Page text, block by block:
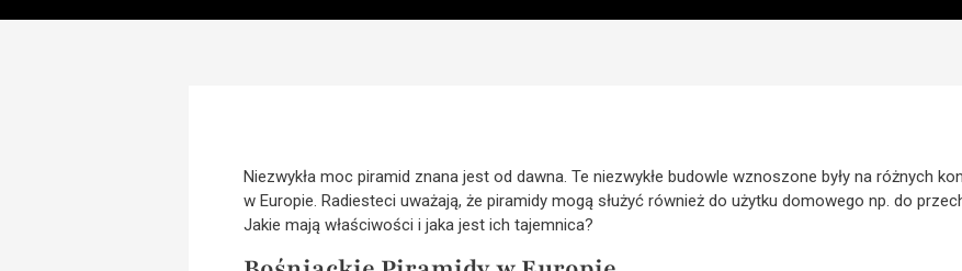
Niezwykła moc piramid znana jest od dawna. Te niezwykłe budowle wznoszone były na różnych
w Europie. Radiesteci uważają, że piramidy mogą służyć również do użytku domowego np. do
Jakie mają właściwości i jaka jest ich tajemnica?